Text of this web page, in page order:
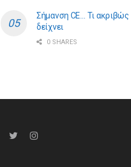
Σήμανση CE… Τι ακριβώς
δείχνει
0 SHARES